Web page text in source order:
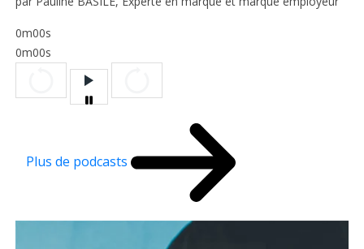
0m00s
0m00s
Plus de podcasts